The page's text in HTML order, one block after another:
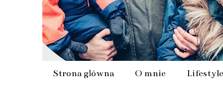
Strona główna O mnie Lifestyle